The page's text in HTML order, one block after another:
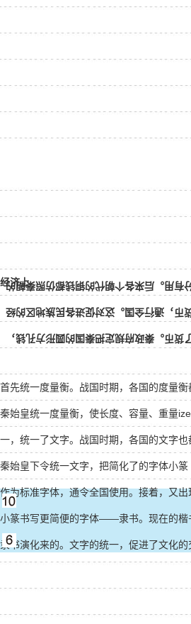
经济上
首先统一度量衡。战国时期，各国的度量衡
秦始皇统一度量衡，使长度、容量、重量
一，统一了文字。战国时期，各国的文字也
秦始皇下令统一文字，把简化了的字体小篆
作为标准字体，通令全国使用。接着，又出
小篆书写更简便的字体——隶书。现在的楷
隶书演化来的。文字的统一，促进了文化的
秦朝还统一了货币。秦政府规定把秦国的
作为统一的货币，通行全国。这对促进各
济交流，十分有用。后来各个朝代的铜钱